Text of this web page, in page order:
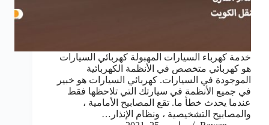
خدمة كهرباء السيارات المهبولة كهربائي السيارات
هو كهربائي متخصص في الأنظمة الكهربائية
الموجودة في السيارات. كهربائي السيارات هو خبير
في جميع الأنظمة في سيارتك التي تلاحظها فقط
عندما يحدث خطأ ما. تقع المصابيح الأمامية ،
والمصابيح التشخيصية ، ونظام الإنذار…